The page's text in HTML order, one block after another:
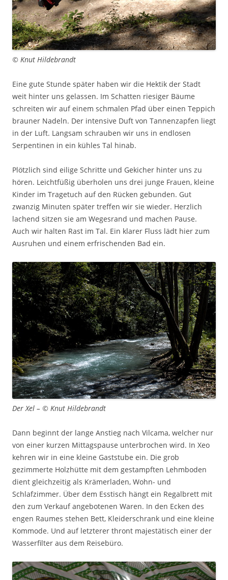
© Knut Hildebrandt
Eine gute Stunde später haben wir die Hektik der Stadt
weit hinter uns gelassen. Im Schatten riesiger Bäume
schreiten wir auf einem schmalen Pfad über einen Teppich
brauner Nadeln. Der intensive Duft von Tannenzapfen liegt
in der Luft. Langsam schrauben wir uns in endlosen
Serpentinen in ein kühles Tal hinab.
Plötzlich sind eilige Schritte und Gekicher hinter uns zu
hören. Leichtfüßig überholen uns drei junge Frauen, kleine
Kinder im Tragetuch auf den Rücken gebunden. Gut
zwanzig Minuten später treffen wir sie wieder. Herzlich
lachend sitzen sie am Wegesrand und machen Pause.
Auch wir halten Rast im Tal. Ein klarer Fluss lädt hier zum
Ausruhen und einem erfrischenden Bad ein.
Der Xel – © Knut Hildebrandt
Dann beginnt der lange Anstieg nach Vilcama, welcher nur
von einer kurzen Mittagspause unterbrochen wird. In Xeo
kehren wir in eine kleine Gaststube ein. Die grob
gezimmerte Holzhütte mit dem gestampften Lehmboden
dient gleichzeitig als Krämerladen, Wohn- und
Schlafzimmer. Über dem Esstisch hängt ein Regalbrett mit
den zum Verkauf angebotenen Waren. In den Ecken des
engen Raumes stehen Bett, Kleiderschrank und eine kleine
Kommode. Und auf letzterer thront majestätisch einer der
Wasserfilter aus dem Reisebüro.